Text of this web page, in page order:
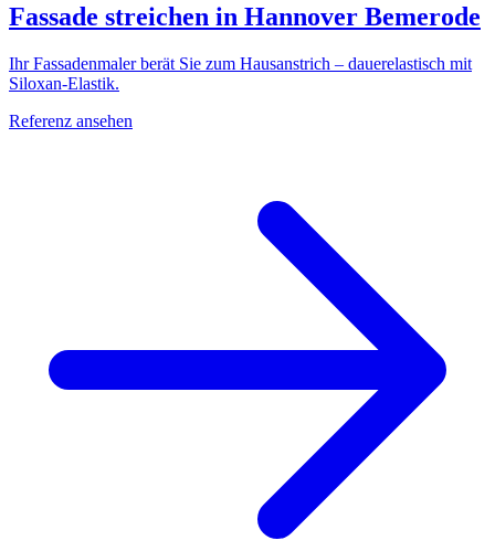
Fassade streichen in Hannover Bemerode
Ihr Fassadenmaler berät Sie zum Hausanstrich – dauerelastisch mit
Siloxan-Elastik.
Referenz ansehen